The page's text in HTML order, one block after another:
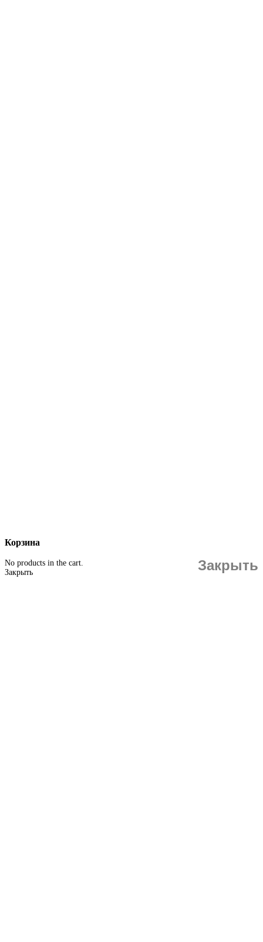
Корзина
Закрыть
No products in the cart.
Закрыть